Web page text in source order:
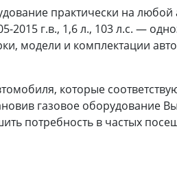
практически на
2015 г.в., 1,6 л., 103 л.с. —
модели и комплектации
которые
газовое оборудование
потребность в частых